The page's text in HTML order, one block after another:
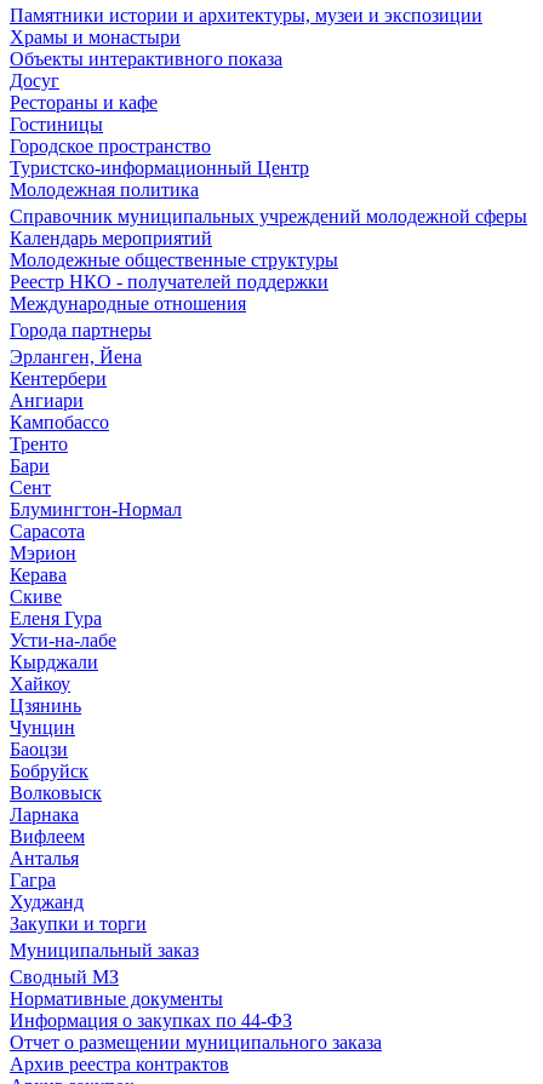
Памятники истории и архитектуры, музеи и экспозиции
Храмы и монастыри
Объекты интерактивного показа
Досуг
Рестораны и кафе
Гостиницы
Городское пространство
Туристско-информационный Центр
Молодежная политика
Справочник муниципальных учреждений молодежной сферы
Календарь мероприятий
Молодежные общественные структуры
Реестр НКО - получателей поддержки
Международные отношения
Города партнеры
Эрланген, Йена
Кентербери
Ангиари
Кампобассо
Тренто
Бари
Сент
Блумингтон-Нормал
Сарасота
Мэрион
Керава
Скиве
Еленя Гура
Усти-на-лабе
Кырджали
Хайкоу
Цзянинь
Чунцин
Баоцзи
Бобруйск
Волковыск
Ларнака
Вифлеем
Анталья
Гагра
Худжанд
Закупки и торги
Муниципальный заказ
Сводный МЗ
Нормативные документы
Информация о закупках по 44-ФЗ
Отчет о размещении муниципального заказа
Архив реестра контрактов